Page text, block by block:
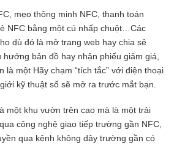
mẹo thông minh NFC, thanh toán
NFC bằng một cú nhấp chuột…Các
dù đó là mở trang web hay chia sẻ
bản đồ hay nhận phiếu giảm giá,
là một Hãy chạm “tích tắc” với điện thoại
kỹ thuật số sẽ mở ra trước mắt bạn.
một khu vườn trên cao mà là một trải
công nghệ giao tiếp trường gần NFC,
qua kênh không dây trường gần có